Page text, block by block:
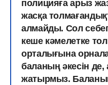
полицияға арыз
жасқа
алмайды. Сол
кеше кәмелетке
орталығына
баланың әкесін де,
жатырмыз.